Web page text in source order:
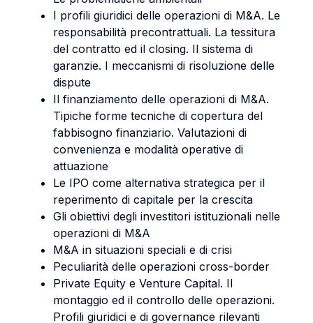
I profili giuridici delle operazioni di M&A. Le
responsabilità precontrattuali. La tessitura
del contratto ed il closing. Il sistema di
garanzie. I meccanismi di risoluzione delle
dispute
Il finanziamento delle operazioni di M&A.
Tipiche forme tecniche di copertura del
fabbisogno finanziario. Valutazioni di
convenienza e modalità operative di
attuazione
Le IPO come alternativa strategica per il
reperimento di capitale per la crescita
Gli obiettivi degli investitori istituzionali nelle
operazioni di M&A
M&A in situazioni speciali e di crisi
Peculiarità delle operazioni cross-border
Private Equity e Venture Capital. Il
montaggio ed il controllo delle operazioni.
Profili giuridici e di governance rilevanti